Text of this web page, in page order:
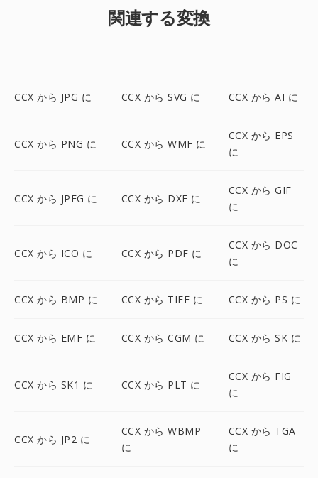
関連する変換
CCX から JPG に CCX から SVG に CCX から AI に
CCX から PNG に CCX から WMF に
CCX から EPS
に
CCX から JPEG に CCX から DXF に
CCX から GIF
に
CCX から ICO に CCX から PDF に
CCX から DOC
に
CCX から BMP に CCX から TIFF に CCX から PS に
CCX から EMF に CCX から CGM に CCX から SK に
CCX から SK1 に CCX から PLT に
CCX から FIG
に
CCX から JP2 に
CCX から WBMP
に
CCX から TGA
に